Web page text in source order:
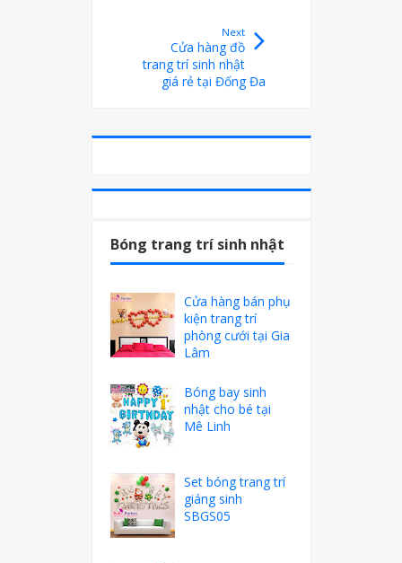
Next
Cửa hàng đồ
trang trí sinh nhật
giá rẻ tại Đống Đa
Bóng trang trí sinh nhật
Cửa hàng bán phụ
kiện trang trí
phòng cưới tại Gia
Lâm
Bóng bay sinh
nhật cho bé tại
Mê Linh
Set bóng trang trí
giáng sinh
SBGS05